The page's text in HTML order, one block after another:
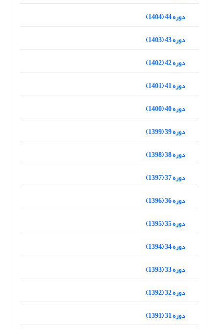
دوره 44 (1404)
دوره 43 (1403)
دوره 42 (1402)
دوره 41 (1401)
دوره 40 (1400)
دوره 39 (1399)
دوره 38 (1398)
دوره 37 (1397)
دوره 36 (1396)
دوره 35 (1395)
دوره 34 (1394)
دوره 33 (1393)
دوره 32 (1392)
دوره 31 (1391)